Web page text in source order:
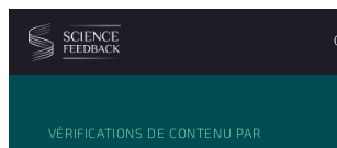
Personnaliser les paramètres de vos cookies
Aller au contenu
VÉRIFICATIONS DE CONTENU PAR